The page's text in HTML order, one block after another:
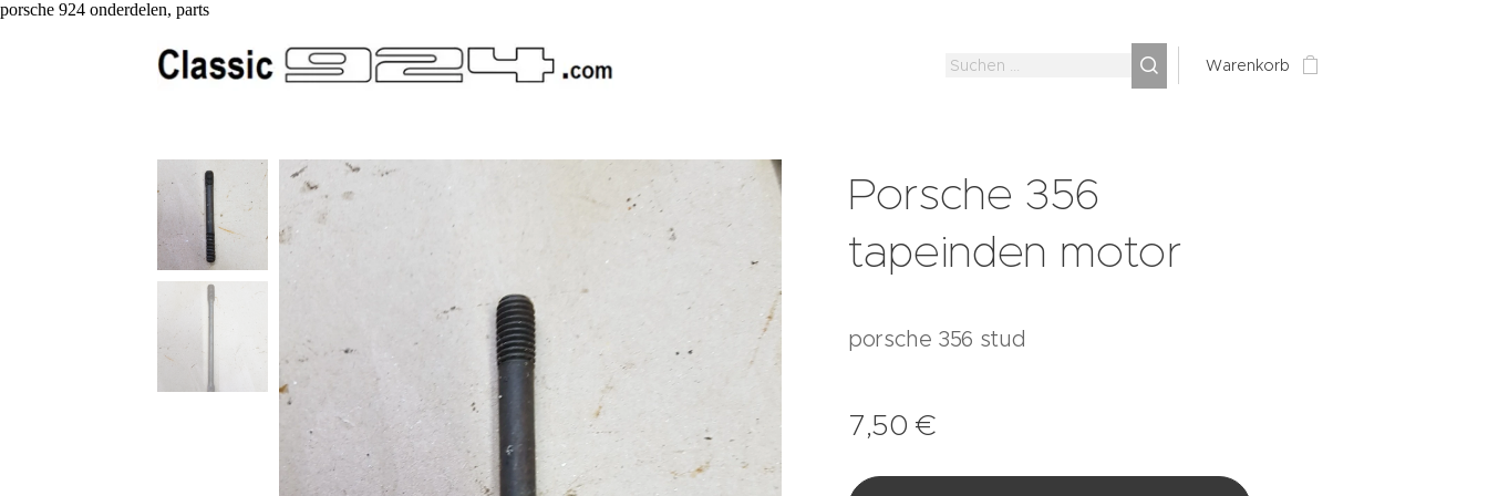
porsche 924 onderdelen, parts
Warenkorb
Porsche 356
tapeinden motor
porsche 356 stud
7,50 €